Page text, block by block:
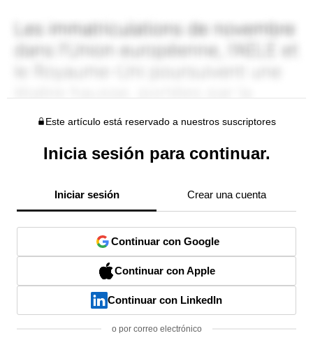
Este artículo está reservado a nuestros suscriptores
Inicia sesión para continuar.
Iniciar sesión Crear una cuenta
Continuar con Google
Continuar con Apple
Continuar con LinkedIn
o por correo electrónico